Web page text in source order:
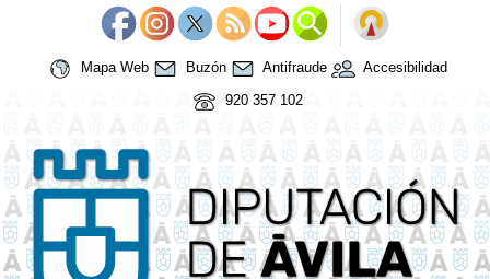
Mapa Web Buzón Antifraude
Accesibilidad
920 357 102